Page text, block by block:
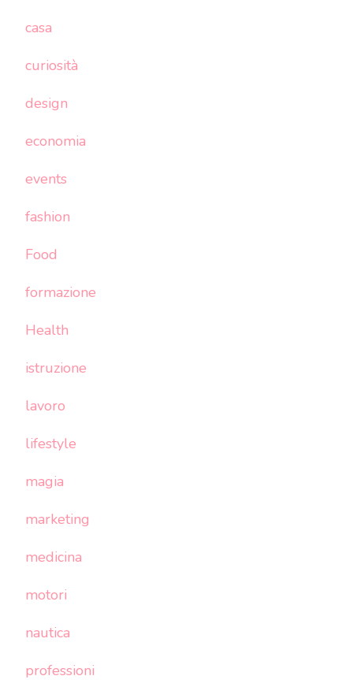
casa
curiosità
design
economia
events
fashion
Food
formazione
Health
istruzione
lavoro
lifestyle
magia
marketing
medicina
motori
nautica
professioni